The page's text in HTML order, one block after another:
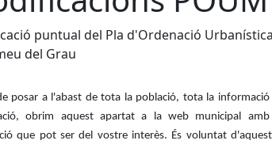
puntual del Pla d'Ordenació
del Grau
posar a l'abast de tota la població, tota la informació
obrim aquest apartat a la web municipal
que pot ser del vostre interès. És voluntat